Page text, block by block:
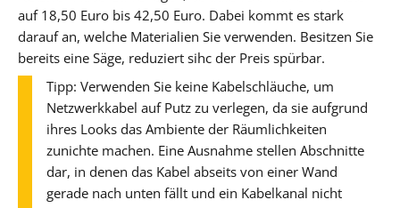
auf 18,50 Euro bis 42,50 Euro. Dabei kommt es stark
darauf an, welche Materialien Sie verwenden. Besitzen Sie
bereits eine Säge, reduziert sihc der Preis spürbar.
Tipp: Verwenden Sie keine Kabelschläuche, um
Netzwerkkabel auf Putz zu verlegen, da sie aufgrund
ihres Looks das Ambiente der Räumlichkeiten
zunichte machen. Eine Ausnahme stellen Abschnitte
dar, in denen das Kabel abseits von einer Wand
gerade nach unten fällt und ein Kabelkanal nicht